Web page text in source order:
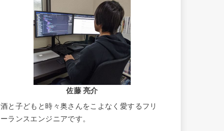
佐藤 亮介
酒と子どもと時々奥さんをこよなく愛するフリ
ーランスエンジニアです。